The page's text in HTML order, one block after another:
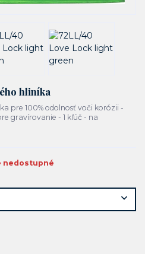
hliníka
pre 100% odolnosť voči korózii -
gravírovanie - 1 kľúč - na
nedostupné